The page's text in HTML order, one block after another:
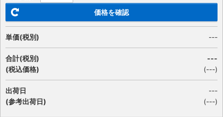
価格を確認
単価(税別) ---
合計(税別)
(税込価格)
---
(---)
出荷日
(参考出荷日)
---
(---)